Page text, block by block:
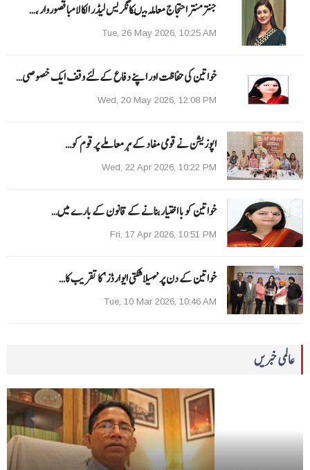
جنتر منتر احتجاج معاملہ میںکانگریس لیڈر الکا لامبا قصوروار ،…
Tue, 26 May 2026, 10:25 AM
خواتین کی حفاظت اور اپنے دفاع کےلئے وقف ایک خصوصی…
Wed, 20 May 2026, 12:08 PM
اپوزیشن نے قومی مفاد کے ہر معاملے پر قوم کو…
Wed, 22 Apr 2026, 10:22 PM
خواتین کو با اختیار بنانے کے قانون کے بارے میں…
Fri, 17 Apr 2026, 10:51 PM
خواتین کے دن پر ’مہیلا شکتی ایوارڈز‘ کا تقریب کا…
Tue, 10 Mar 2026, 10:46 AM
عالمی خبریں